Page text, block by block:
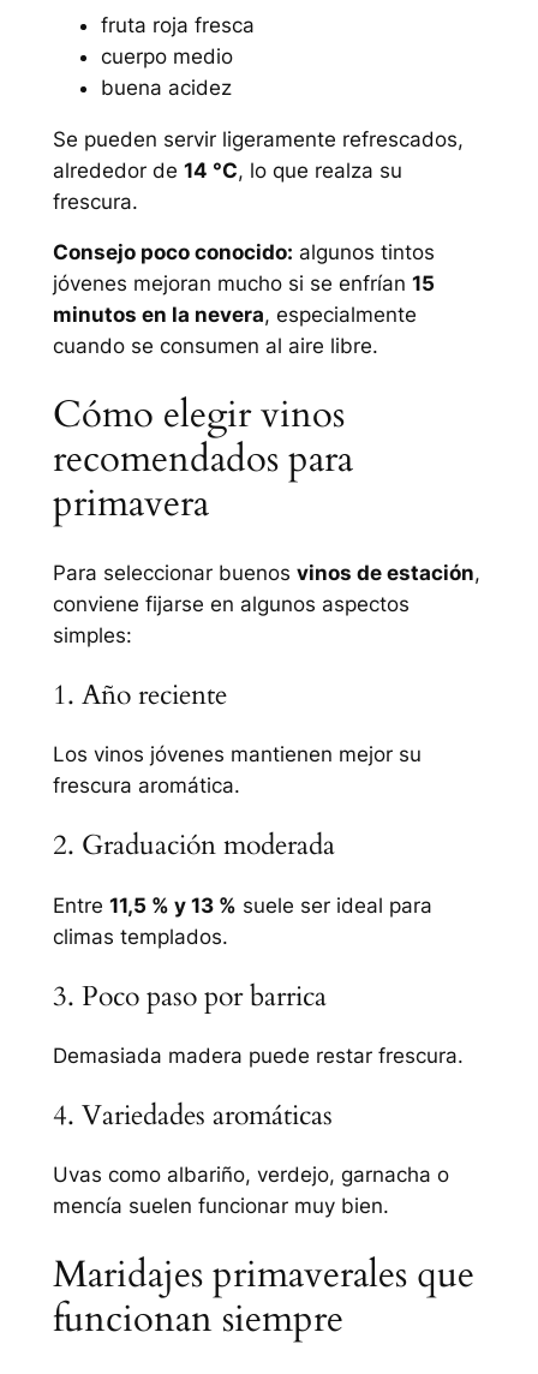
fruta roja fresca
cuerpo medio
buena acidez
Se pueden servir ligeramente refrescados,
alrededor de 14 °C, lo que realza su
frescura.
Consejo poco conocido: algunos tintos
jóvenes mejoran mucho si se enfrían 15
minutos en la nevera, especialmente
cuando se consumen al aire libre.
Cómo elegir vinos
recomendados para
primavera
Para seleccionar buenos vinos de estación,
conviene fijarse en algunos aspectos
simples:
1. Año reciente
Los vinos jóvenes mantienen mejor su
frescura aromática.
2. Graduación moderada
Entre 11,5 % y 13 % suele ser ideal para
climas templados.
3. Poco paso por barrica
Demasiada madera puede restar frescura.
4. Variedades aromáticas
Uvas como albariño, verdejo, garnacha o
mencía suelen funcionar muy bien.
Maridajes primaverales que
funcionan siempre